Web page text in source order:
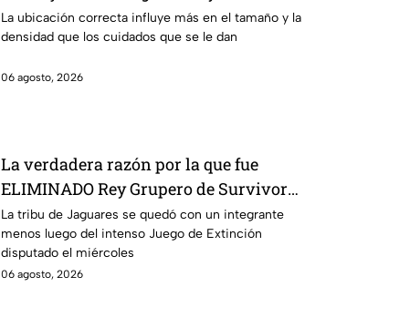
La ubicación correcta influye más en el tamaño y la
densidad que los cuidados que se le dan
06 agosto, 2026
La verdadera razón por la que fue
ELIMINADO Rey Grupero de Survivor
México La Reliquia en Llamas
La tribu de Jaguares se quedó con un integrante
menos luego del intenso Juego de Extinción
disputado el miércoles
06 agosto, 2026